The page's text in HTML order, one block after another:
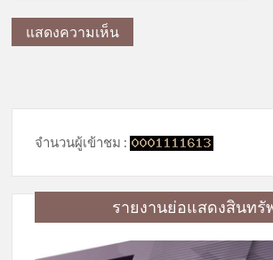
จำนวนผู้เข้าชม :
รายงานย่อแสดงสินทรั